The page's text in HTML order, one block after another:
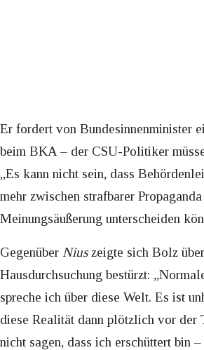
Er fordert von Bundesinnenminister
beim BKA – der CSU-Politiker
„Es kann nicht sein, dass
mehr zwischen strafbarer
Meinungsäußerung unterscheiden
Gegenüber Niuszeigte sich Bolz
Hausdurchsuchung bestürzt:
spreche ich über diese Welt. Es ist
diese Realität dann plötzlich vor der
nicht sagen, dass ich erschüttert bin